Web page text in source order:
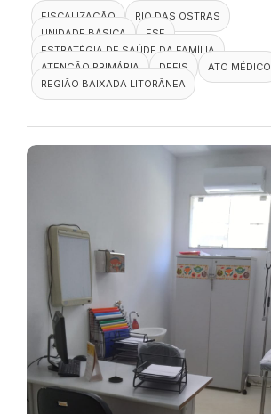
FISCALIZAÇÃO
RIO DAS OSTRAS
UNIDADE BÁSICA
ESF
ESTRATÉGIA DE SAÚDE DA FAMÍLIA
ATENÇÃO PRIMÁRIA
DEFIS
ATO MÉDICO
REGIÃO BAIXADA LITORÂNEA